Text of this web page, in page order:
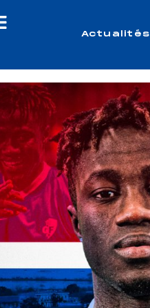
Actualités